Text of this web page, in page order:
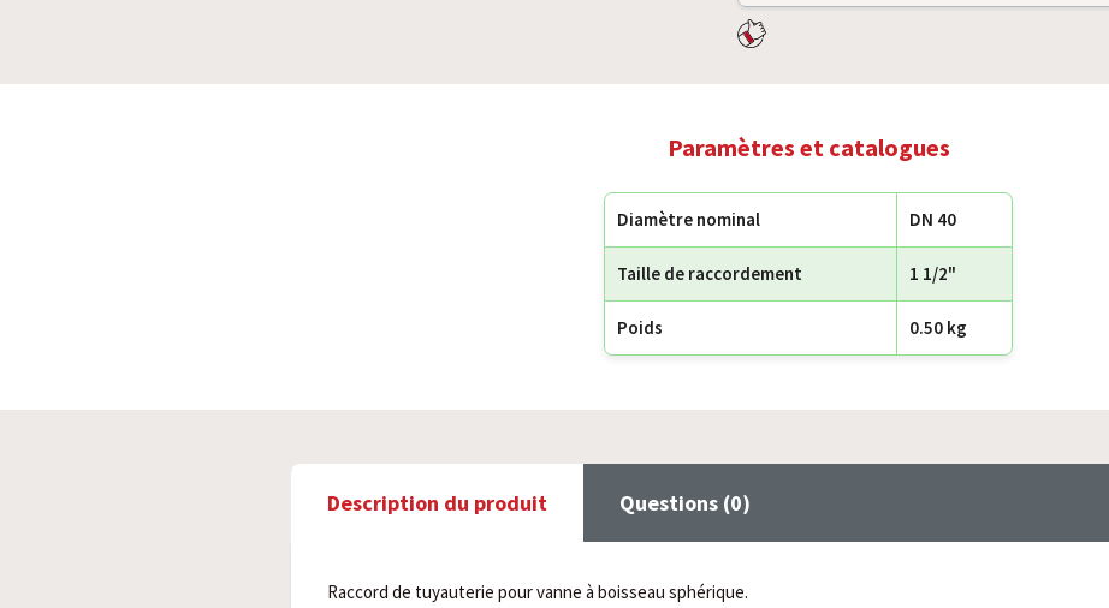
Paramètres et catalogues
Diamètre nominal DN 40
Taille de raccordement 1 1/2"
Poids 0.50 kg
Description du produit Questions (0)
Raccord de tuyauterie pour vanne à boisseau sphérique.